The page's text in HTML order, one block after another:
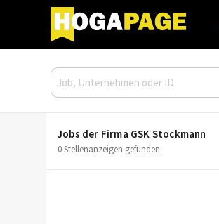
Jobs der Firma GSK Stockmann
0 Stellenanzeigen gefunden